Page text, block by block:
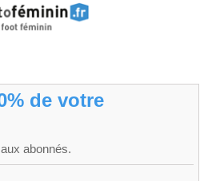
de votre
abonnés.